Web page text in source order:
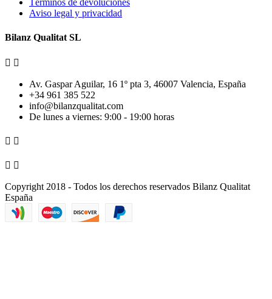
Términos de devoluciones
Aviso legal y privacidad
Bilanz Qualitat SL
 
Av. Gaspar Aguilar, 16 1º pta 3, 46007 Valencia, España
+34 961 385 522
info@bilanzqualitat.com
De lunes a viernes: 9:00 - 19:00 horas
 
 
Copyright 2018 - Todos los derechos reservados Bilanz Qualitat
España